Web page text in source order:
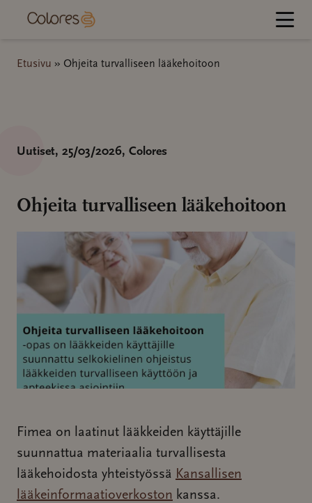
sisältöön
Etusivu » Ohjeita turvalliseen lääkehoitoon
Uutiset, 25/03/2026, Colores
Ohjeita turvalliseen lääkehoitoon
Fimea on laatinut lääkkeiden käyttäjille
suunnattua materiaalia turvallisesta
lääkehoidosta yhteistyössä Kansallisen
lääkeinformaatioverkoston kanssa.